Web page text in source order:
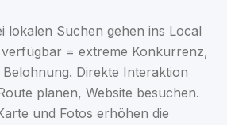
lokalen Suchen gehen ins Local
= extreme Konkurrenz,
Direkte Interaktion
planen, Website besuchen.
und Fotos erhöhen die